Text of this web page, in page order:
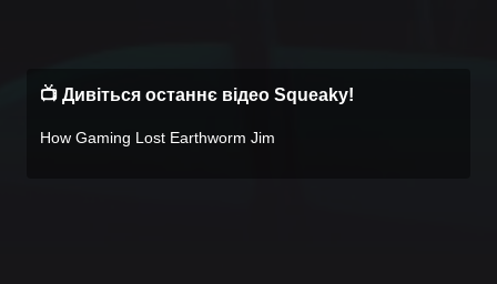
📺 Дивіться останнє відео Squeaky!
How Gaming Lost Earthworm Jim